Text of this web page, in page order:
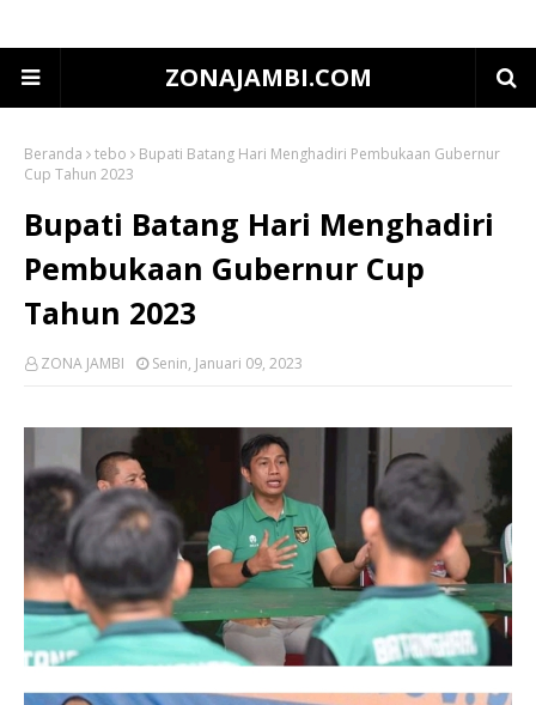
ZONAJAMBI.COM
Beranda tebo
Bupati Batang Hari Menghadiri Pembukaan Gubernur
Cup Tahun 2023
Bupati Batang Hari Menghadiri
Pembukaan Gubernur Cup
Tahun 2023
ZONA JAMBI Senin, Januari 09, 2023